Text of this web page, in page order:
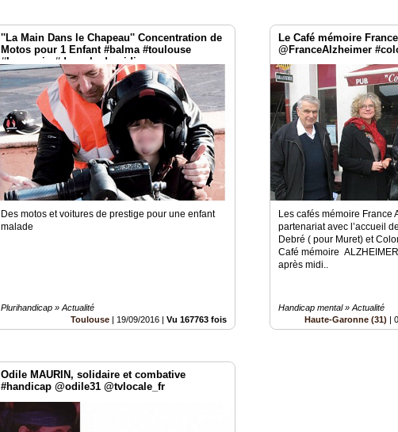
''La Main Dans le Chapeau'' Concentration de
Motos pour 1 Enfant #balma #toulouse
#Leguevin #depechedumidi
Des motos et voitures de prestige pour une enfant
malade
Plurihandicap » Actualité
Toulouse
19/09/2016 |Vu 167763 fois
Le Café mémoire
@FranceAlzheimer
Les cafés mémoire France
partenariat avec l’accueil
Debré ( pour Muret) et
Café mémoire
après midi..
Handicap mental » Actualité
Haute-Garonne (31)
|
Odile MAURIN, solidaire et combative
#handicap @odile31 @tvlocale_fr